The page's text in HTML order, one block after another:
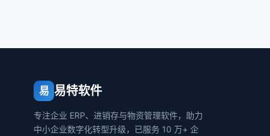
易 易特软件
专注企业 ERP、进销存与物资管理软件，助力
中小企业数字化转型升级，已服务 10 万+ 企